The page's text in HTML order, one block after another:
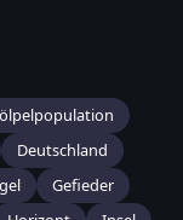
Deutschland
Gefieder